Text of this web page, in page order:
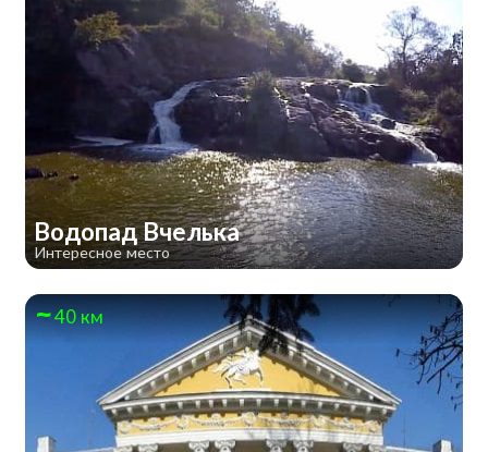
Водопад Вчелька
Интересное место
40 км